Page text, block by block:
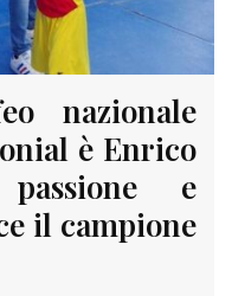
nazionale
è Enrico
e
il campione